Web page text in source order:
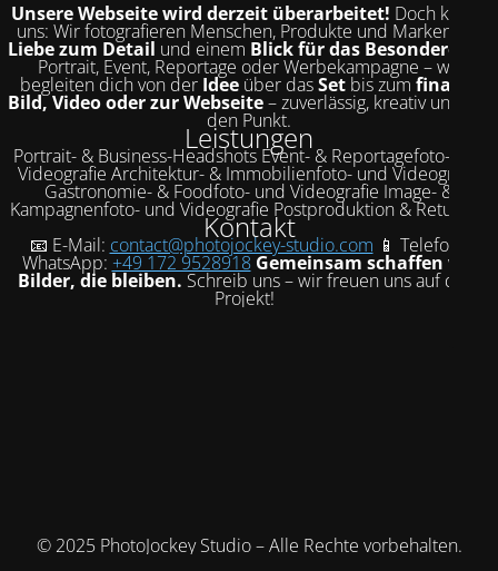
Unsere Webseite wird derzeit überarbeitet! Doch kurz zu
uns: Wir fotografieren Menschen, Produkte und Marken mit
Liebe zum Detail und einem Blick für das Besondere
Portrait, Event, Reportage oder Werbekampagne – wir
begleiten dich von der Ideeüber dasSetbis zum finalen
Bild, Video oder zur Webseite– zuverlässig, kreativ und auf
den Punkt.
Leistungen
Portrait- & Business-Headshots Event- & Reportagefoto- und
Videografie Architektur- & Immobilienfoto- und Videografie
Gastronomie- & Foodfoto- und Videografie Image- &
Kampagnenfoto- und Videografie Postproduktion & Retusche
Kontakt
📧 E-Mail: contact@photojockey-studio.com 📱 Telefon /
WhatsApp: +49 172 9528918 Gemeinsam schaffen wir
Bilder, die bleiben. Schreib uns – wir freuen uns auf dein
Projekt!
© 2025 PhotoJockey Studio – Alle Rechte vorbehalten.